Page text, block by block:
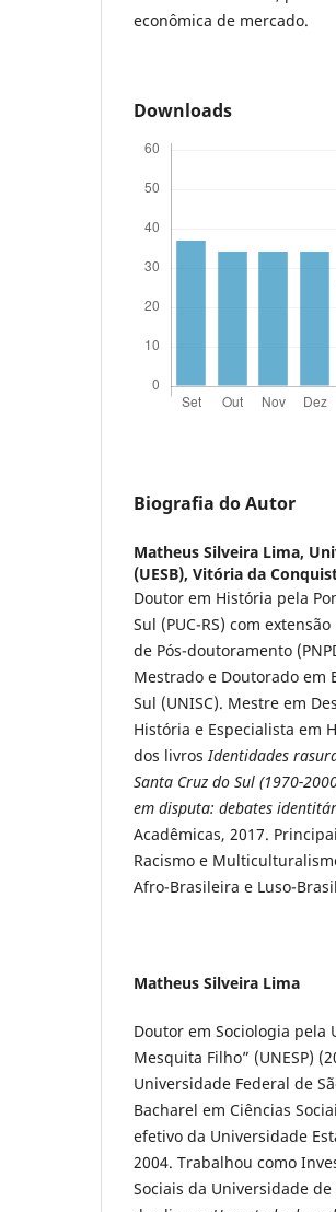
econômica de mercado.
Downloads
Biografia do Autor
Matheus Silveira Lima,
(UESB), Vitória da
Doutor em História pela
Sul (PUC-RS) com
de Pós-doutoramento
Mestrado e Doutorado em
Sul (UNISC). Mestre em
História e Especialista em
dos livrosIdentidades
Santa Cruz do Sul (1970-
em disputa: debates
Acadêmicas, 2017.
Racismo e
Afro-Brasileira e Luso-
Matheus Silveira Lima
Doutor em Sociologia pela
Mesquita Filho” (UNESP)
Universidade Federal de
Bacharel em Ciências
efetivo da Universidade
2004. Trabalhou como
Sociais da Universidade